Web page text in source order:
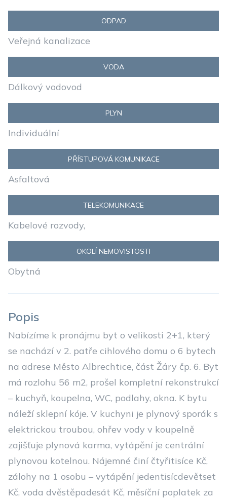
ODPAD
Veřejná kanalizace
VODA
Dálkový vodovod
PLYN
Individuální
PŘÍSTUPOVÁ KOMUNIKACE
Asfaltová
TELEKOMUNIKACE
Kabelové rozvody,
OKOLÍ NEMOVISTOSTI
Obytná
Popis
Nabízíme k pronájmu byt o velikosti 2+1, který
se nachází v 2. patře cihlového domu o 6 bytech
na adrese Město Albrechtice, část Žáry čp. 6. Byt
má rozlohu 56 m2, prošel kompletní rekonstrukcí
– kuchyň, koupelna, WC, podlahy, okna. K bytu
náleží sklepní kóje. V kuchyni je plynový sporák s
elektrickou troubou, ohřev vody v koupelně
zajišťuje plynová karma, vytápění je centrální
plynovou kotelnou. Nájemné činí čtyřitisíce Kč,
zálohy na 1 osobu – vytápění jedentisícdevětset
Kč, voda dvěstěpadesát Kč, měsíční poplatek za